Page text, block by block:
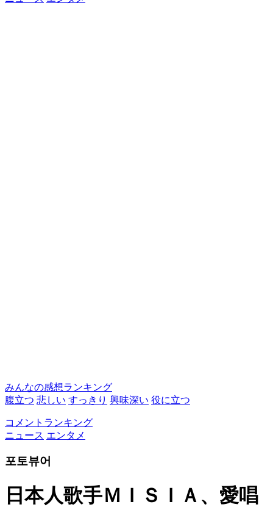
みんなの感想ランキング
腹立つ 悲しい すっきり 興味深い 役に立つ
コメントランキング
ニュース エンタメ
포토뷰어
日本人歌手ＭＩＳＩＡ、愛唱